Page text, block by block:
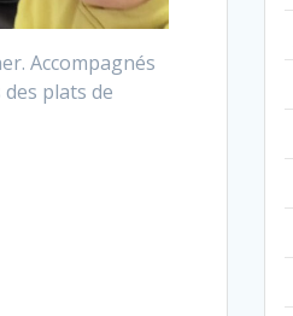
Accompagnés
plats de